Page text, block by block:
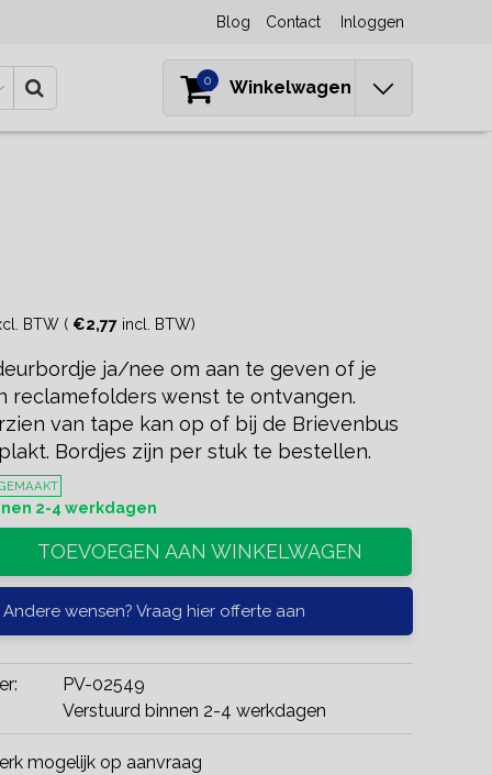
Blog Contact Inloggen
0 Winkelwagen
BTW ( €2,77 incl. BTW)
ja/nee om aan te geven of je
reclamefolders wenst te ontvangen.
van tape kan op of bij de Brievenbus
Bordjes zijn per stuk te bestellen.
2-4 werkdagen
TOEVOEGEN AAN WINKELWAGEN
Andere wensen? Vraag hier offerte aan
PV-02549
Verstuurd binnen 2-4 werkdagen
mogelijk op aanvraag